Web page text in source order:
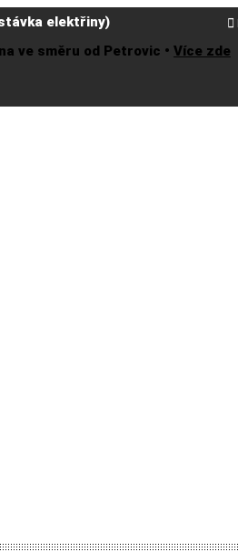
elektřiny)
ve směru od Petrovic • Více zde
